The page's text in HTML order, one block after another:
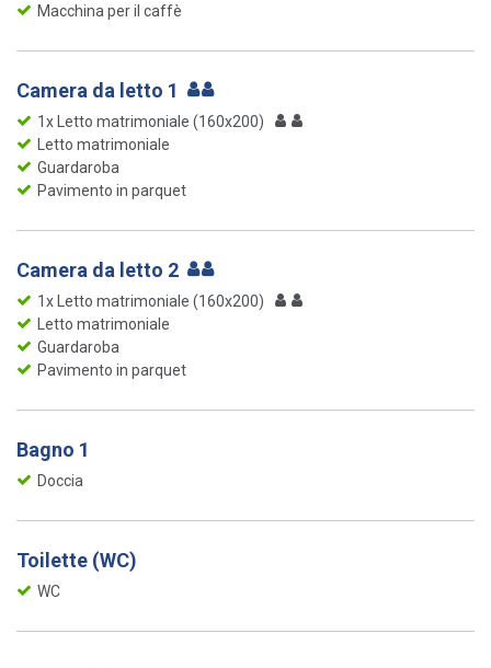
Macchina per il caffè
Camera da letto 1
1x Letto matrimoniale (160x200)
Letto matrimoniale
Guardaroba
Pavimento in parquet
Camera da letto 2
1x Letto matrimoniale (160x200)
Letto matrimoniale
Guardaroba
Pavimento in parquet
Bagno 1
Doccia
Toilette (WC)
WC